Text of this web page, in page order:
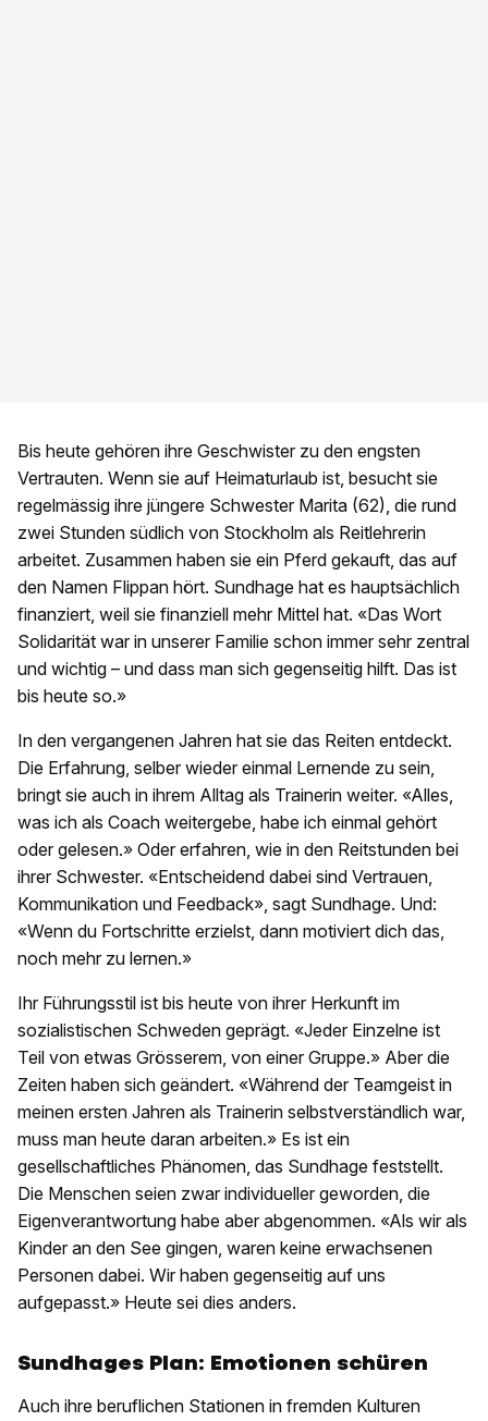
Bis heute gehören ihre Geschwister zu den engsten
Vertrauten. Wenn sie auf Heimaturlaub ist, besucht sie
regelmässig ihre jüngere Schwester Marita (62), die rund
zwei Stunden südlich von Stockholm als Reitlehrerin
arbeitet. Zusammen haben sie ein Pferd gekauft, das auf
den Namen Flippan hört. Sundhage hat es hauptsächlich
finanziert, weil sie finanziell mehr Mittel hat. «Das Wort
Solidarität war in unserer Familie schon immer sehr zentral
und wichtig – und dass man sich gegenseitig hilft. Das ist
bis heute so.»
In den vergangenen Jahren hat sie das Reiten entdeckt.
Die Erfahrung, selber wieder einmal Lernende zu sein,
bringt sie auch in ihrem Alltag als Trainerin weiter. «Alles,
was ich als Coach weitergebe, habe ich einmal gehört
oder gelesen.» Oder erfahren, wie in den Reitstunden bei
ihrer Schwester. «Entscheidend dabei sind Vertrauen,
Kommunikation und Feedback», sagt Sundhage. Und:
«Wenn du Fortschritte erzielst, dann motiviert dich das,
noch mehr zu lernen.»
Ihr Führungsstil ist bis heute von ihrer Herkunft im
sozialistischen Schweden geprägt. «Jeder Einzelne ist
Teil von etwas Grösserem, von einer Gruppe.» Aber die
Zeiten haben sich geändert. «Während der Teamgeist in
meinen ersten Jahren als Trainerin selbstverständlich war,
muss man heute daran arbeiten.» Es ist ein
gesellschaftliches Phänomen, das Sundhage feststellt.
Die Menschen seien zwar individueller geworden, die
Eigenverantwortung habe aber abgenommen. «Als wir als
Kinder an den See gingen, waren keine erwachsenen
Personen dabei. Wir haben gegenseitig auf uns
aufgepasst.» Heute sei dies anders.
Sundhages Plan: Emotionen schüren
Auch ihre beruflichen Stationen in fremden Kulturen